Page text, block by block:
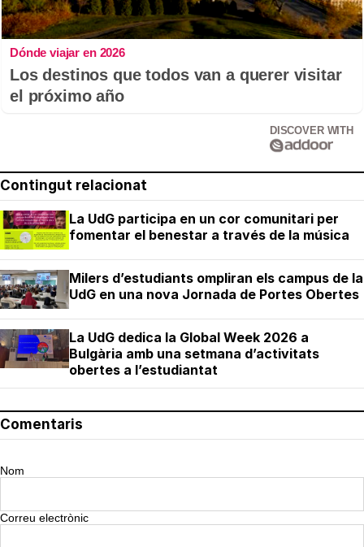
Dónde viajar en 2026
Los destinos que todos van a querer visitar
el próximo año
DISCOVER WITH
Contingut relacionat
La UdG participa en un cor comunitari per
fomentar el benestar a través de la música
Milers d’estudiants ompliran els campus de la
UdG en una nova Jornada de Portes Obertes
La UdG dedica la Global Week 2026 a
Bulgària amb una setmana d’activitats
obertes a l’estudiantat
Comentaris
Nom
Correu electrònic